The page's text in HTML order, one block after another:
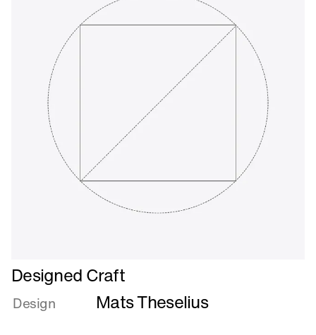
Læs
mere
om
Designed Craft
Design Mats Theselius